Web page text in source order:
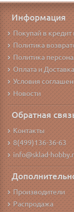
Информация
Покупай в кредит
Политика
Политика
Оплата и Доставка
Условия
Новости
Обратная
Контакты
8(499)136-36-63
info@sklad-
Производители
Распродажа